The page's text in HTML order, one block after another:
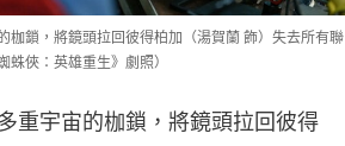
枷鎖，將鏡頭拉回彼得柏加（湯賀蘭 飾）失去所有聯
俠：英雄重生》劇照）
重宇宙的枷鎖，將鏡頭拉回彼得